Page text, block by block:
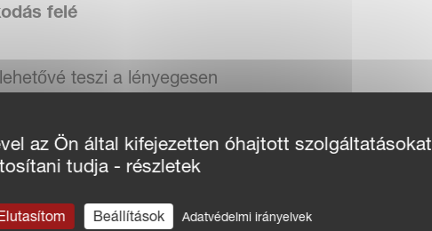
felé
teszi a lényegesen
Tellus GO + most már
IsoMatch FarmCentre,
munkagépével, magasabb
az Ön által kifejezetten óhajtott szolgáltatásokat
tudja - részletek
Beállítások Adatvédelmi irányelvek